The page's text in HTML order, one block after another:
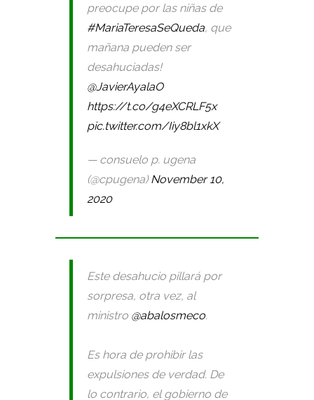
preocupe por las niñas de
#MariaTeresaSeQueda, que
mañana pueden ser
desahuciadas!
@JavierAyalaO
https://t.co/g4eXCRLF5x
pic.twitter.com/Iiy8bl1xkX
— consuelo p. ugena
(@cpugena) November 10,
2020
Este desahucio pillará por
sorpresa, otra vez, al
ministro @abalosmeco.
Es hora de prohibir las
expulsiones de verdad. De
lo contrario, el gobierno de